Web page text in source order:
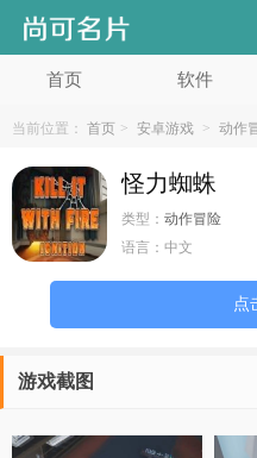
首页 软件
当前位置： 首页 > 安卓游戏 > 动作
怪力蜘蛛
类型： 动作冒险
语言： 中文
点
游戏截图